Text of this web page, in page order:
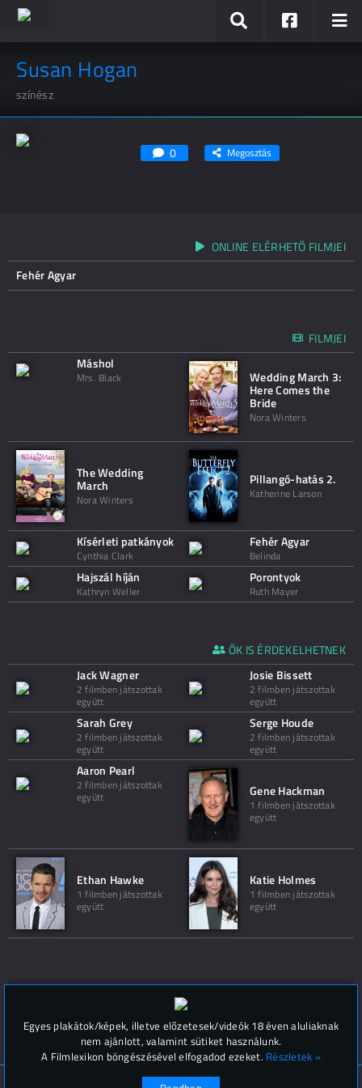
Susan Hogan
színész
0 Megosztás
ONLINE ELÉRHETŐ FILMJEI
Fehér Agyar
FILMJEI
Máshol
Mrs. Black Wedding March 3:
Here Comes the
Bride
Nora Winters
The Wedding
March
Nora Winters
Pillangó-hatás 2.
Katherine Larson
Kísérleti patkányok
Cynthia Clark
Fehér Agyar
Belinda
Hajszál híján
Kathryn Weller
Porontyok
Ruth Mayer
ŐK IS ÉRDEKELHETNEK
Jack Wagner
2 filmben játszottak
együtt
Josie Bissett
2 filmben játszottak
együtt
Sarah Grey
2 filmben játszottak
együtt
Serge Houde
2 filmben játszottak
együtt
Aaron Pearl
2 filmben játszottak
együtt Gene Hackman
1 filmben játszottak
együtt
Ethan Hawke
1 filmben játszottak
együtt
Katie Holmes
1 filmben játszottak
együtt
Hozzászólások (
© Filmlexikon 2019-2026 Kapcsolat, impresszum
Egyes plakátok/képek, illetve előzetesek/videók 18 éven aluliaknak
nem ajánlott, valamint sütiket használunk.
A Filmlexikon böngészésével elfogadod ezeket. Részletek »